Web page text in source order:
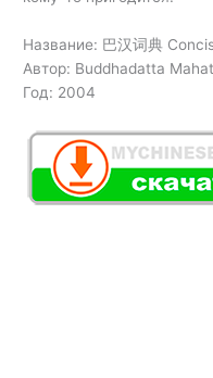
Название: 巴汉词典
Автор: Buddhadatta
Год: 2004